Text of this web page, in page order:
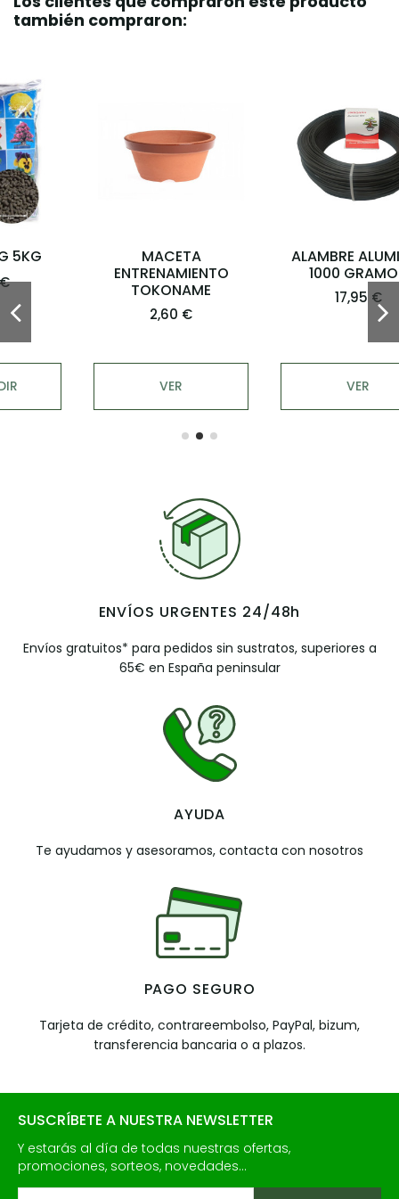
también compraron:
ENTRENAMIENTO
TOKONAME
ALAMBRE ALUMINIO
1000 GRAMOS
ENVÍOS URGENTES 24/48h
Envíos gratuitos* para pedidos sin sustratos, superiores a
65€ en España peninsular
AYUDA
Te ayudamos y asesoramos, contacta con nosotros
PAGO SEGURO
Tarjeta de crédito, contrareembolso, PayPal, bizum,
transferencia bancaria o a plazos.
SUSCRÍBETE A NUESTRA NEWSLETTER
Y estarás al día de todas nuestras ofertas,
promociones, sorteos, novedades...